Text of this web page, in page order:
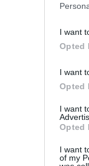
I want
Opted
I want
Opted
I want
Opted
I want
of my